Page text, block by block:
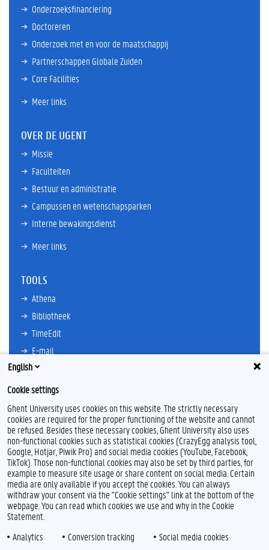
Onderzoeksfinanciering
Doctoreren
Onderzoek met en voor de maatschappij
Partnerschappen Globale Zuiden
Core Facilities
Meer links
OVER DE UGENT
Missie
Faculteiten
Bestuur en administratie
Campussen en wetenschapsparken
Interne bewakingsdienst
Meer links
TOOLS
Athena
Bibliotheek
TimeEdit
E-mail
Ufora
Oasis
Research Explorer
F
a
c
e
b
o
o
k
L
i
n
k
e
d
I
Y
o
u
T
u
b
e
I
n
s
t
a
g
r
Feedback
Privacy
Disclaimer
Toegankelijkheid
English
Cookie settings
Ghent University uses cookies on this website. The strictly necessary
cookies are required for the proper functioning of the website and cannot
be refused. Besides these necessary cookies, Ghent University also uses
non-functional cookies such as statistical cookies (CrazyEgg analysis tool,
Google, Hotjar, Piwik Pro) and social media cookies (YouTube, Facebook,
TikTok). Those non-functional cookies may also be set by third parties, for
example to measure site usage or share content on social media. Certain
media are only available if you accept the cookies. You can always
withdraw your consent via the "Cookie settings" link at the bottom of the
webpage. You can read which cookies we use and why in the Cookie
Statement.
Analytics
Conversion tracking Social media cookies